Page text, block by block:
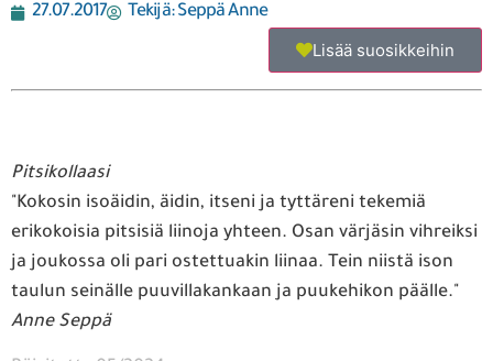
27.07.2017 Tekijä:Seppä Anne
Lisää suosikkeihin
Pitsikollaasi
"Kokosin isoäidin, äidin, itseni ja tyttäreni tekemiä
erikokoisia pitsisiä liinoja yhteen. Osan värjäsin vihreiksi
ja joukossa oli pari ostettuakin liinaa. Tein niistä ison
taulun seinälle puuvillakankaan ja puukehikon päälle."
Anne Seppä